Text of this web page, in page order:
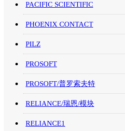
PACIFIC SCIENTIFIC
PHOENIX CONTACT
PILZ
PROSOFT
PROSOFT/普罗索夫特
RELIANCE/瑞恩/模块
RELIANCE1